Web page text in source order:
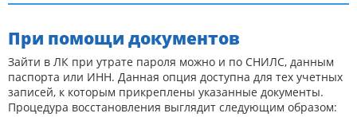
При помощи документов
Зайти в ЛК при утрате пароля можно и по СНИЛС, данным
паспорта или ИНН. Данная опция доступна для тех учетных
записей, к которым прикреплены указанные документы.
Процедура восстановления выглядит следующим образом: